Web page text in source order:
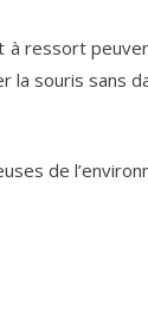
à ressort
la souris sans
de